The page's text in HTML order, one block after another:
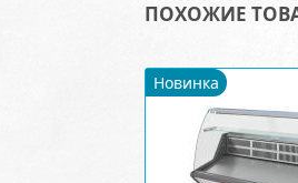
ПОХОЖИЕ
Новинка